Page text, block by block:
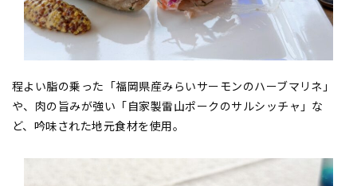
程よい脂の乗った「福岡県産みらいサーモンのハーブマリネ」
や、肉の旨みが強い「自家製雷山ポークのサルシッチャ」な
ど、吟味された地元食材を使用。